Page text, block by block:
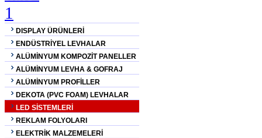
DISPLAY ÜRÜNLERİ
ENDÜSTRİYEL LEVHALAR
ALÜMİNYUM KOMPOZİT PANELLER
ALÜMİNYUM LEVHA & GOFRAJ
ALÜMİNYUM PROFİLLER
DEKOTA (PVC FOAM) LEVHALAR
LED SİSTEMLERİ
REKLAM FOLYOLARI
ELEKTRİK MALZEMELERİ